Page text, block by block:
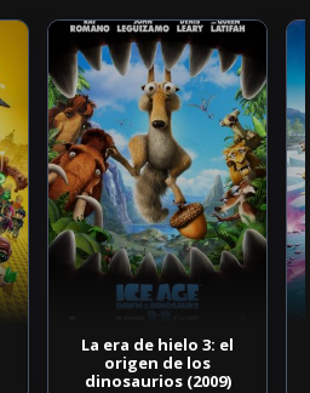
La era de hielo 3: el
origen de los
dinosaurios (2009)